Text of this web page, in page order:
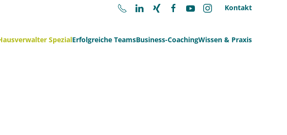
Kontakt
SpezialErfolgreiche TeamsBusiness-CoachingWissen & Praxis